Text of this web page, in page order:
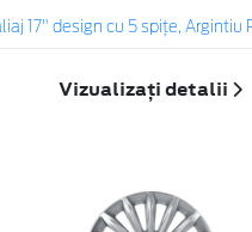
17" design cu 5 spiţe, Argintiu
Vizualizați detalii